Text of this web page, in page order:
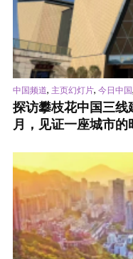
中国频道, 主页幻灯片, 今日中国,
探访攀枝花中国三
月，见证一座城市的